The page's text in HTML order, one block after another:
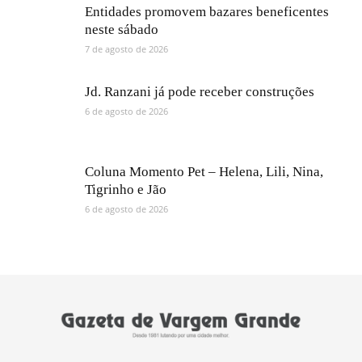
Entidades promovem bazares beneficentes
neste sábado
7 de agosto de 2026
Jd. Ranzani já pode receber construções
6 de agosto de 2026
Coluna Momento Pet – Helena, Lili, Nina,
Tigrinho e Jão
6 de agosto de 2026